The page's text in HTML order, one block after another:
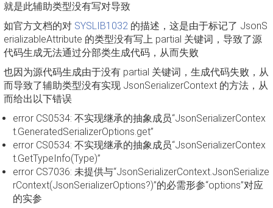
就是此辅助类型没有写对导致
如官方文档的对 SYSLIB1032 的描述，这是由于标记了 JsonS
erializableAttribute 的类型没有写上 partial 关键词，导致了源
代码生成无法通过分部类生成代码，从而失败
也因为源代码生成由于没有 partial 关键词，生成代码失败，从
而导致了辅助类型没有实现 JsonSerializerContext 的方法，从
而给出以下错误
error CS0534: 不实现继承的抽象成员“JsonSerializerContex
t.GeneratedSerializerOptions.get”
error CS0534: 不实现继承的抽象成员“JsonSerializerContex
t.GetTypeInfo(Type)”
error CS7036: 未提供与“JsonSerializerContext.JsonSerialize
rContext(JsonSerializerOptions?)”的必需形参“options”对应
的实参